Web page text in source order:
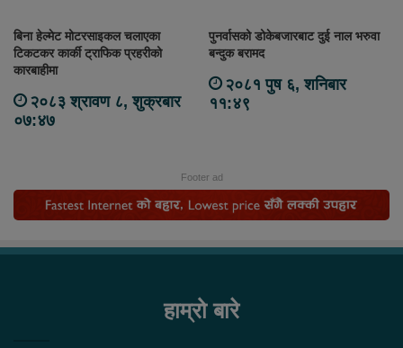
बिना हेल्मेट मोटरसाइकल चलाएका
टिकटकर कार्की ट्राफिक प्रहरीको
कारबाहीमा
२०८३ श्रावण ८, शुक्रबार
०७:४७
पुनर्वासको डोकेबजारबाट दुई नाल भरुवा
बन्दुक बरामद
२०८१ पुष ६, शनिबार
११:४९
Footer ad
हाम्रो बारे